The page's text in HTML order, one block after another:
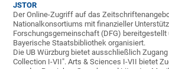
JSTOR
Der Online-Zugriff auf das
Nationalkonsortiums mit finanzieller
Forschungsgemeinschaft (DFG) bereitgestellt
Bayerische Staatsbibliothek organisiert.
Die UB Würzburg bietet ausschließlich
Collection I-VII". Arts & Sciences I-VII bietet